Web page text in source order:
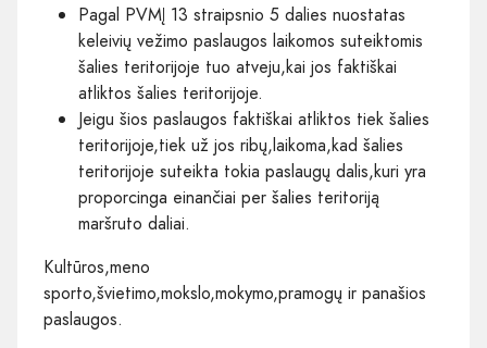
Pagal PVMĮ 13 straipsnio 5 dalies nuostatas
keleivių vežimo paslaugos laikomos suteiktomis
šalies teritorijoje tuo atveju,kai jos faktiškai
atliktos šalies teritorijoje.
Jeigu šios paslaugos faktiškai atliktos tiek šalies
teritorijoje,tiek už jos ribų,laikoma,kad šalies
teritorijoje suteikta tokia paslaugų dalis,kuri yra
proporcinga einančiai per šalies teritoriją
maršruto daliai.
Kultūros,meno
sporto,švietimo,mokslo,mokymo,pramogų ir panašios
paslaugos.